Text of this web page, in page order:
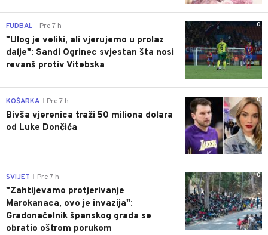
0
FUDBAL Pre 7 h
"Ulog je veliki, ali vjerujemo u prolaz
dalje": Sandi Ogrinec svjestan šta nosi
revanš protiv Vitebska
0
KOŠARKA Pre 7 h
Bivša vjerenica traži 50 miliona dolara
od Luke Dončića
0
SVIJET Pre 7 h
"Zahtijevamo protjerivanje
Marokanaca, ovo je invazija":
Gradonačelnik španskog grada se
obratio oštrom porukom